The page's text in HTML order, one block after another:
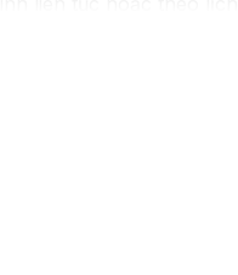
bạn có thể yên